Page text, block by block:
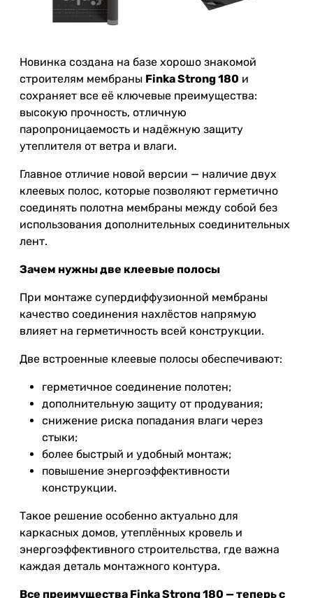
Новинка создана на базе хорошо знакомой
строителям мембраны Finka Strong 180 и
сохраняет все её ключевые преимущества:
высокую прочность, отличную
паропроницаемость и надёжную защиту
утеплителя от ветра и влаги.
Главное отличие новой версии — наличие двух
клеевых полос, которые позволяют герметично
соединять полотна мембраны между собой без
использования дополнительных соединительных
лент.
Зачем нужны две клеевые полосы
При монтаже супердиффузионной мембраны
качество соединения нахлёстов напрямую
влияет на герметичность всей конструкции.
Две встроенные клеевые полосы обеспечивают:
герметичное соединение полотен;
дополнительную защиту от продувания;
снижение риска попадания влаги через
стыки;
более быстрый и удобный монтаж;
повышение энергоэффективности
конструкции.
Такое решение особенно актуально для
каркасных домов, утеплённых кровель и
энергоэффективного строительства, где важна
каждая деталь монтажного контура.
Все преимущества Finka Strong 180 — теперь с